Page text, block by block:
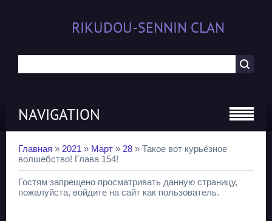
RIKUDOU-SENNIN CLAN
NAVIGATION
Главная » 2021 » Март » 28 » Такое вот курьёзное
волшебство! Глава 154!
Гостям запрещено просматривать данную страницу,
пожалуйста, войдите на сайт как пользователь.